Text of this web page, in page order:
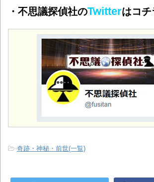
・不思議探偵社のTwitterはコチ
-奇跡・神秘・前世(一覧)